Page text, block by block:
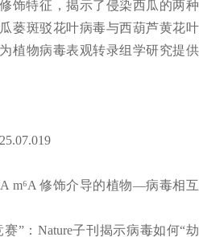
饰特征，揭示了侵染西瓜的两种
蒌斑驳花叶病毒与西葫芦黄花叶
植物病毒表观转录组学研究提供
m⁶A 修饰介导的植物—病毒相互
”：Nature子刊揭示病毒如何“劫